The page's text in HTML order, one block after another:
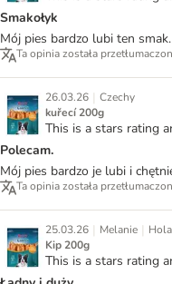
Smakołyk
Mój pies bardzo lubi ten smak.
Ta opinia została
26.03.26 | Czechy
kuřecí 200g
This is a stars rating
Polecam.
Mój pies bardzo je lubi i
Ta opinia została
25.03.26 | Melanie |
Kip 200g
This is a stars rating